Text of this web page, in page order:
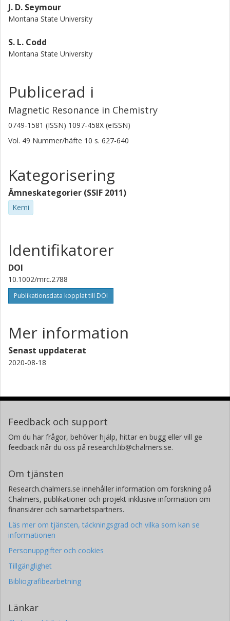
J. D. Seymour
Montana State University
S. L. Codd
Montana State University
Publicerad i
Magnetic Resonance in Chemistry
0749-1581 (ISSN) 1097-458X (eISSN)
Vol. 49 Nummer/häfte 10 s. 627-640
Kategorisering
Ämneskategorier (SSIF 2011)
Kemi
Identifikatorer
DOI
10.1002/mrc.2788
Publikationsdata kopplat till DOI
Mer information
Senast uppdaterat
2020-08-18
Feedback och support
Om du har frågor, behöver hjälp, hittar en bugg eller vill ge
feedback når du oss på research.lib@chalmers.se.
Om tjänsten
Research.chalmers.se innehåller information om forskning på
Chalmers, publikationer och projekt inklusive information om
finansiärer och samarbetspartners.
Läs mer om tjänsten, täckningsgrad och vilka som kan se
informationen
Personuppgifter och cookies
Tillgänglighet
Bibliografibearbetning
Länkar